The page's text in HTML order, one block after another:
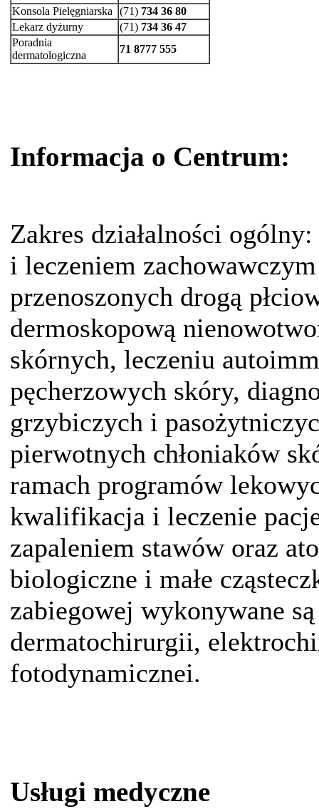
Konsola Pielęgniarska
(71) 734 36 80
Lekarz dyżurny
(71) 734 36 47
Poradnia
dermatologiczna
71 8777 555
Informacja o Centrum:
Zakres działalności
i leczeniem
przenoszonych drogą
dermoskopową
skórnych, leczeniu
pęcherzowych skóry,
grzybiczych i
pierwotnych chłoniaków
ramach programów
kwalifikacja i leczenie
zapaleniem stawów oraz
biologiczne i małe
zabiegowej wykonywane
dermatochirurgii,
fotodynamicznei.
Usługi medyczne